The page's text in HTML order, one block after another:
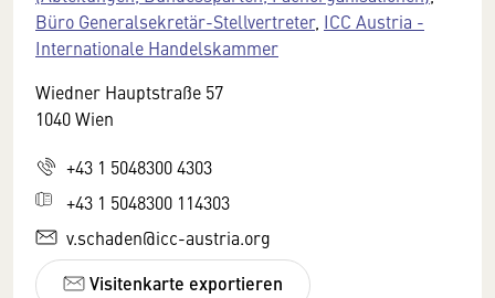
Büro Generalsekretär-Stellvertreter, ICC Austria -
Internationale Handelskammer
Wiedner Hauptstraße 57
1040 Wien
+43 1 5048300 4303
+43 1 5048300 114303
v.schaden@icc-austria.org
Visitenkarte exportieren